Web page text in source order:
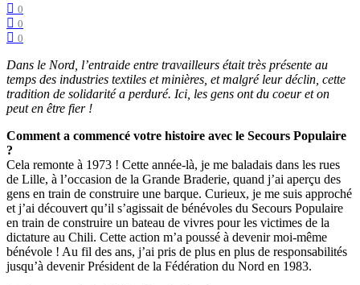
0
0
0
Dans le Nord, l’entraide entre travailleurs était très présente au
temps des industries textiles et minières, et malgré leur déclin, cette
tradition de solidarité a perduré. Ici, les gens ont du coeur et on
peut en être fier !
Comment a commencé votre histoire avec le Secours Populaire
?
Cela remonte à 1973 ! Cette année-là, je me baladais dans les rues
de Lille, à l’occasion de la Grande Braderie, quand j’ai aperçu des
gens en train de construire une barque. Curieux, je me suis approché
et j’ai découvert qu’il s’agissait de bénévoles du Secours Populaire
en train de construire un bateau de vivres pour les victimes de la
dictature au Chili. Cette action m’a poussé à devenir moi-même
bénévole ! Au fil des ans, j’ai pris de plus en plus de responsabilités
jusqu’à devenir Président de la Fédération du Nord en 1983.